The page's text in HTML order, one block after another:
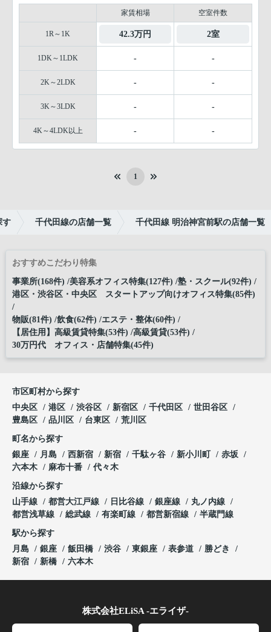
家賃相場 空室件数
1R～1K 42.3万円 2室
1DK～1LDK - -
2K～2LDK - -
3K～3LDK - -
4K～4LDK以上 - -
1
す 千代田線の店舗一覧 千代田線 明治神宮前駅の店舗一覧
おすすめこだわり特集
事業所(168件) 美容系オフィス特集(127件) 塾・スクール(92件)
港区・渋谷区・中央区 スタートアップ向けオフィス特集(85件)
物販(81件) 飲食(62件) エステ・整体(60件)
【居住用】高級賃貸特集(53件) 高級賃貸(53件)
30万円代 オフィス・店舗特集(45件)
市区町村から探す
中央区
港区 渋谷区 新宿区 千代田区
世田谷区
豊島区
品川区 台東区 荒川区
町名から探す
銀座
月島 西新宿 新宿 千駄ヶ谷 新小川町
赤坂
六本木
麻布十番 代々木
沿線から探す
山手線
都営大江戸線 日比谷線 銀座線
丸ノ内線
都営浅草線
総武線 有楽町線 都営新宿線 半蔵門線
駅から探す
月島
銀座 飯田橋 渋谷 東銀座 表参道
勝どき
新宿
新橋 六本木
株式会社ELiSA -エライザ-